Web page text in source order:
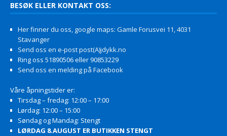
BESØK ELLER KONTAKT OSS:
Her finner du oss, google maps: Gamle Forusvei 11, 4031
Stavanger
Send oss en e-post post(A)jdykk.no
Ring oss 51890506 eller 90853229
Send oss en melding på Facebook
Våre åpningstider er:
Tirsdag – fredag: 12:00 – 17:00
Lørdag: 12:00 – 15:00
Søndag og Mandag: Stengt
LØRDAG 8.AUGUST ER BUTIKKEN STENGT